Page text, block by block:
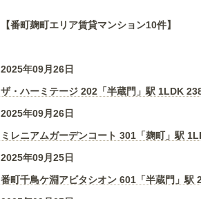
o
k
【番町麹町エリア賃貸マンション10件】
2025年09月26日
ザ・ハーミテージ 202「半蔵門」駅 1LDK
2025年09月26日
ミレニアムガーデンコート 301「麹町」駅
2025年09月25日
番町千鳥ケ淵アビタシオン 601「半蔵門」駅